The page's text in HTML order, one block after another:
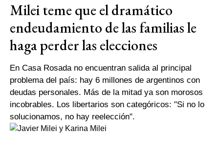
Milei teme que el dramático
endeudamiento de las familias le
haga perder las elecciones
En Casa Rosada no encuentran salida al principal
problema del país: hay 6 millones de argentinos con
deudas personales. Más de la mitad ya son morosos
incobrables. Los libertarios son categóricos: "Si no lo
solucionamos, no hay reelección".